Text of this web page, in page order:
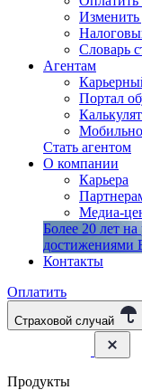
Изменить
Словарь
Агентам
Портал
Стать агентом
О компании
Карьера
Медиа-
Более 20 лет
достижениями
Контакты
Оплатить
Страховой случай
Продукты